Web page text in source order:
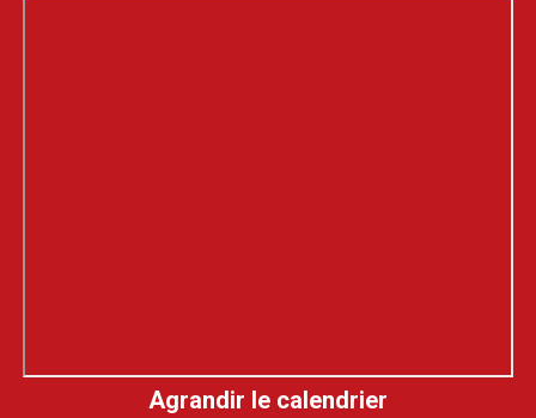
Agrandir le calendrier